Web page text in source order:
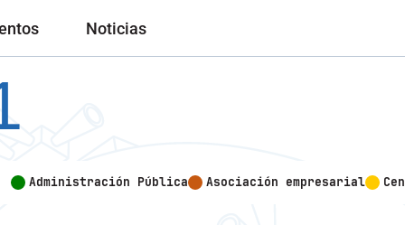
Noticias
Administración Pública Asociación empresarial